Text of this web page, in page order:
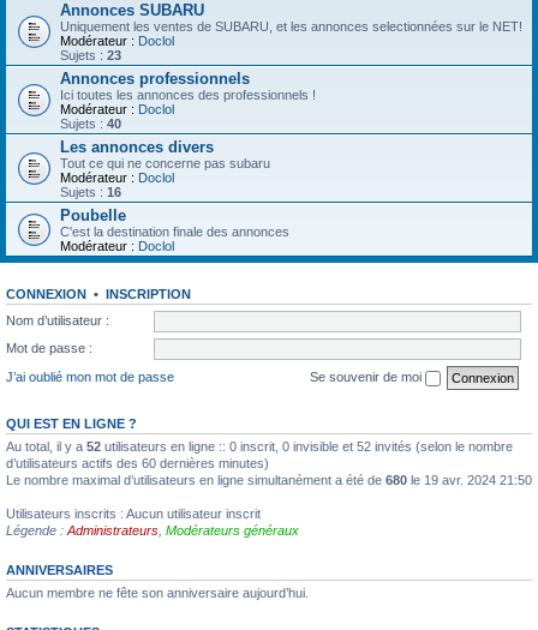
Annonces SUBARU
Uniquement les ventes de SUBARU, et les annonces selectionnées sur le NET!
Modérateur : Doclol
Sujets : 23
Annonces professionnels
Ici toutes les annonces des professionnels !
Modérateur : Doclol
Sujets : 40
Les annonces divers
Tout ce qui ne concerne pas subaru
Modérateur : Doclol
Sujets : 16
Poubelle
C'est la destination finale des annonces
Modérateur : Doclol
CONNEXION • INSCRIPTION
Nom d’utilisateur :
Mot de passe :
J’ai oublié mon mot de passe
Se souvenir de moi
QUI EST EN LIGNE ?
Au total, il y a 52 utilisateurs en ligne :: 0 inscrit, 0 invisible et 52 invités (selon le nombre
d’utilisateurs actifs des 60 dernières minutes)
Le nombre maximal d’utilisateurs en ligne simultanément a été de 680 le 19 avr. 2024 21:50
Utilisateurs inscrits : Aucun utilisateur inscrit
Légende : Administrateurs Modérateurs généraux
ANNIVERSAIRES
Aucun membre ne fête son anniversaire aujourd’hui.